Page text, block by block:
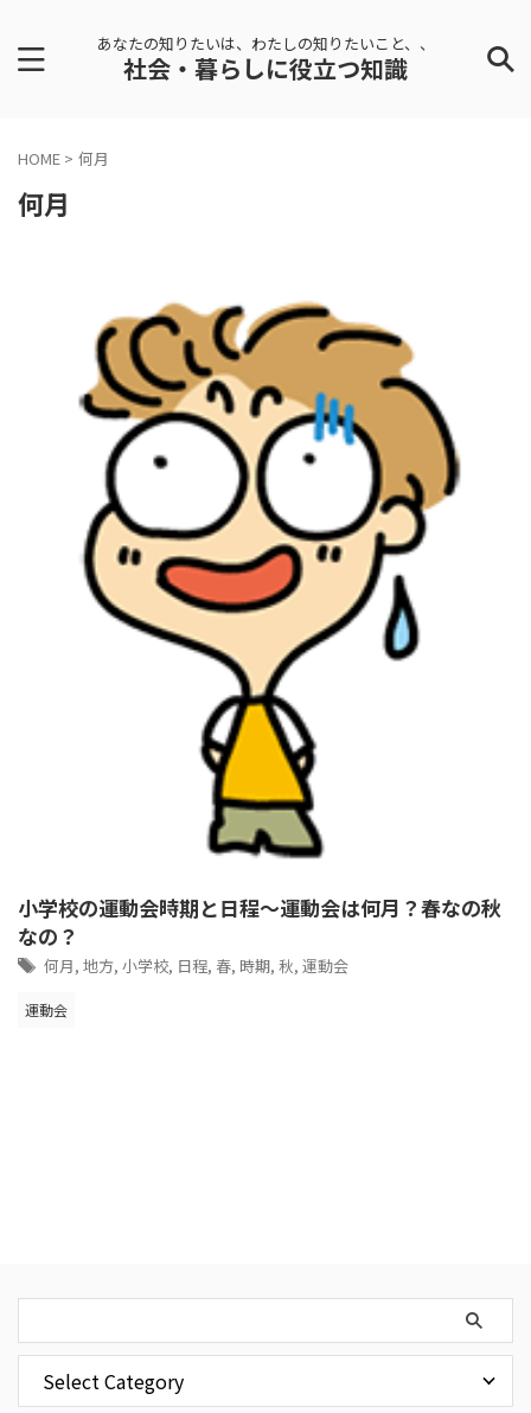
あなたの知りたいは、わたしの知りたいこと、、
社会・暮らしに役立つ知識
HOME > 何月
何月
小学校の運動会時期と日程～運動会は何月？春なの秋
なの？
何月, 地方, 小学校, 日程, 春, 時期, 秋, 運動会
運動会